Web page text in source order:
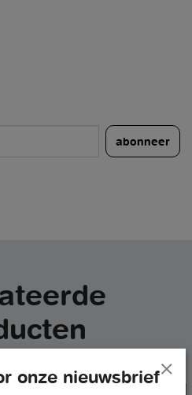
abonneer
onze nieuwsbrief